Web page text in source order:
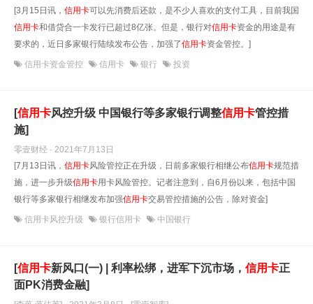
[3月15日讯， 信用卡可以先消费后还款，是不少人喜欢的支付工具，目前我国
信用卡和借贷合一卡发行已超过8亿张。但是，银行对信用卡资金的用途是有
要求的，近日多家银行陆续发布公告，加强了信用卡资金管控。]
信用卡资金管控 信用卡 银行 投资
[信用卡风控升级 中国银行等多家银行调整信用卡管控措
施]
零壹财经 · 2021年7月13日
[7月13日讯， 信用卡风险管控正在升级，日前多家银行相继公布信用卡规范措
施，进一步升级信用卡用卡风险管控。记者注意到，自6月份以来，包括中国
银行等多家银行相继发布加强信用卡交易管控措施的公告，除对资金]
信用卡风控升级 银行信用卡 中国银行
[信用卡新风口(一) | 利率松绑，进军下沉市场， 信用卡正
面PK消费金融]